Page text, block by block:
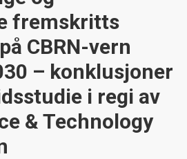
fremskritts
CBRN-vern
– konklusjoner
i regi av
& Technology